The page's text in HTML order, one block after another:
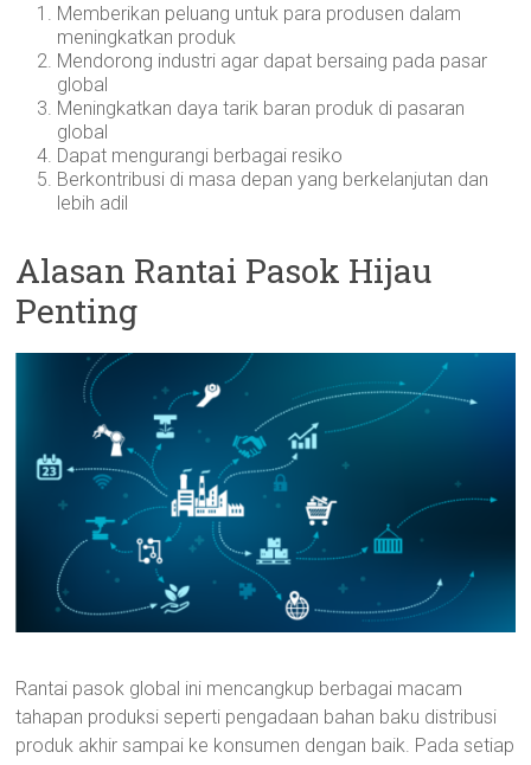
Memberikan peluang untuk para produsen dalam
meningkatkan produk
Mendorong industri agar dapat bersaing pada pasar
global
Meningkatkan daya tarik baran produk di pasaran
global
Dapat mengurangi berbagai resiko
Berkontribusi di masa depan yang berkelanjutan dan
lebih adil
Alasan Rantai Pasok Hijau
Penting
Rantai pasok global ini mencangkup berbagai macam
tahapan produksi seperti pengadaan bahan baku distribusi
produk akhir sampai ke konsumen dengan baik. Pada setiap